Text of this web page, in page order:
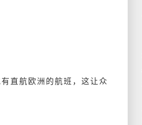
直航欧洲的航班，这让众